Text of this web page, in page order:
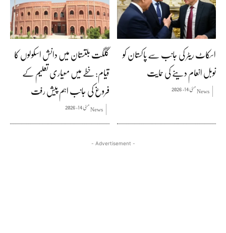
اسکاٹ ریٹر کی جانب سے پاکستان کو
نوبل انعام دینے کی حمایت
Newsمئی 14, 2026
گلگت بلتستان میں دانش اسکولوں کا
قیام: خطے میں معیاری تعلیم کے
فروغ کی جانب اہم پیش رفت
Newsمئی 14, 2026
- Advertisement -